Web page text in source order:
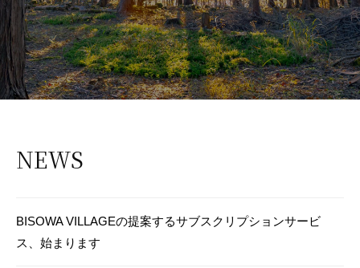
球
循
環
型
で
う
NEWS
BISOWA VILLAGEの提案するサブスクリプションサービ
ス、始まります